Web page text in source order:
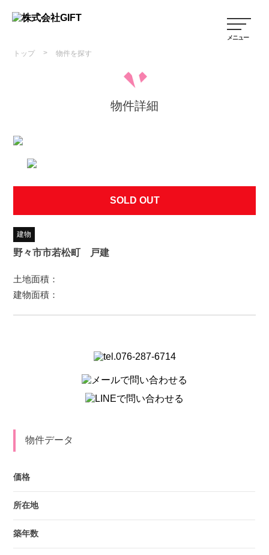
トップ > 物件を探す
物件詳細
SOLD OUT
建物
野々市市若松町 戸建
土地面積：
建物面積：
物件データ
価格
所在地
築年数